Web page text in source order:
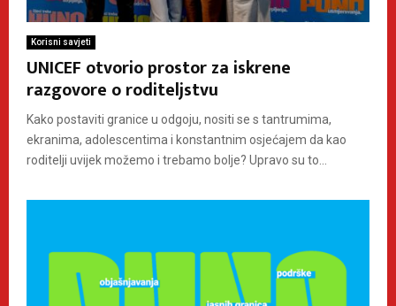
Korisni savjeti
UNICEF otvorio prostor za iskrene
razgovore o roditeljstvu
Kako postaviti granice u odgoju, nositi se s tantrumima,
ekranima, adolescentima i konstantnim osjećajem da kao
roditelji uvijek možemo i trebamo bolje? Upravo su to...